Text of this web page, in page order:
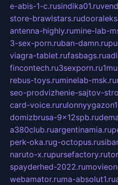
e-abis-1-c.rusindika01.ru
store-brawlstars.ru
antenna-highly.rumine-lab-
3-sex-porn.ruban-damn.ru
viagra-tablet.rufasbags.ru
fincontech.ru3sexporn.ru
rebus-toys.ruminelab-msk.ru
seo-prodvizhenie-sajtov-
card-voice.ru
domizbrusa-9x12spb.ru
a380club.ruargentinamia.ru
perk-oka.rug-octopus.ru
naruto-x.rupursefactory.ru
spayderhed-2022.ru
webamator.ruma-absolut1.ru